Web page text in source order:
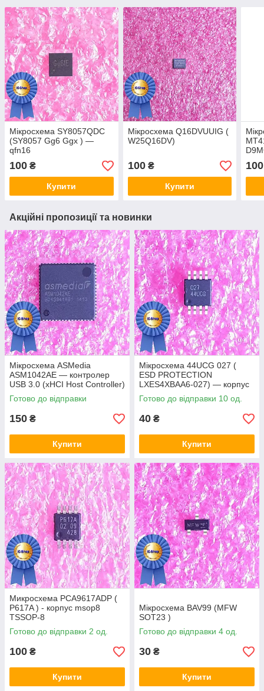
Мікросхема SY8057QDC
(SY8057 Gg6 Ggx ) —
qfn16
100 ₴
Купити
Мікросхема Q16DVUUIG (
W25Q16DV)
100₴
Купити
100
Акційні пропозиції та новинки
Мікросхема ASMedia
ASM1042AE — контролер
USB 3.0 (xHCI Host Controller)
Готово до відправки
150 ₴
Купити
Мікросхема 44UCG 027 (
ESD PROTECTION
LXES4XBAA6-027) — корпус
msop8
Готово до відправки 10 од.
40 ₴
Купити
Микросхема PCA9617ADP (
P617A ) - корпус msop8
TSSOP-8
Готово до відправки 2 од.
100 ₴
Купити
Мікросхема BAV99 (MFW
SOT23 )
Готово до відправки 4 од.
30 ₴
Купити